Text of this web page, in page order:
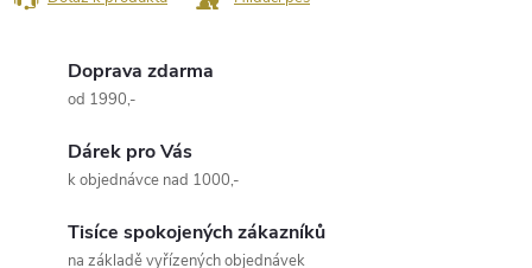
Doprava zdarma
od 1990,-
Dárek pro Vás
k objednávce nad 1000,-
Tisíce spokojených zákazníků
na základě vyřízených objednávek